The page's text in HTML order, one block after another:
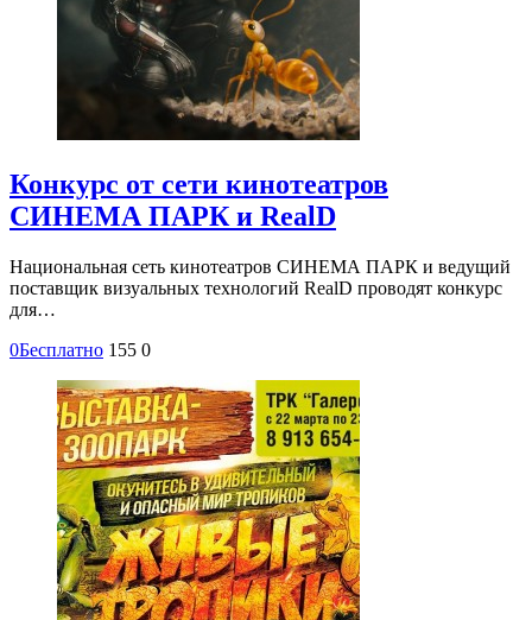
Конкурс от сети кинотеатров
СИНЕМА ПАРК и RealD
Национальная сеть кинотеатров СИНЕМА ПАРК и ведущий
поставщик визуальных технологий RealD проводят конкурс
для…
0Бесплатно 155 0